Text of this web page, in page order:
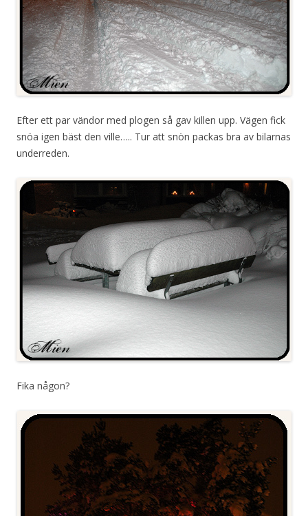
Efter ett par vändor med plogen så gav killen upp. Vägen fick
snöa igen bäst den ville….. Tur att snön packas bra av bilarnas
underreden.
Fika någon?